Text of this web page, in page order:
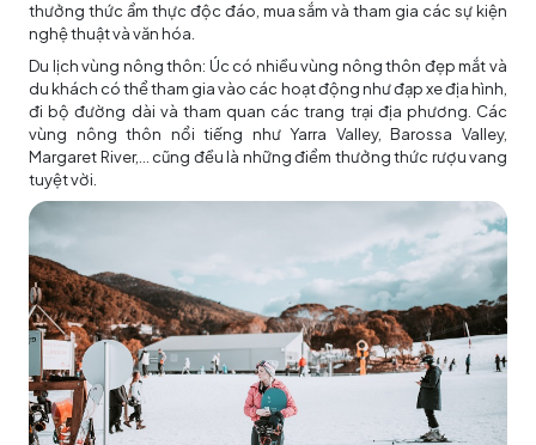
thưởng thức ẩm thực độc đáo, mua sắm và tham gia các sự kiện
nghệ thuật và văn hóa.
Du lịch vùng nông thôn: Úc có nhiều vùng nông thôn đẹp mắt và
du khách có thể tham gia vào các hoạt động như đạp xe địa hình,
đi bộ đường dài và tham quan các trang trại địa phương. Các
vùng nông thôn nổi tiếng như Yarra Valley, Barossa Valley,
Margaret River,… cũng đều là những điểm thưởng thức rượu vang
tuyệt vời.